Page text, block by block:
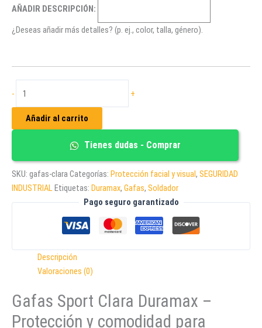
AÑADIR DESCRIPCIÓN:
¿Deseas añadir más detalles? (p. ej., color, talla, género).
-
SPORT
CLARA
cantidad
+
Añadir al carrito
Tienes dudas - Comprar
SKU: gafas-clara Categorías: Protección facial y visual, SEGURIDAD
INDUSTRIAL Etiquetas: Duramax, Gafas, Soldador
Pago seguro garantizado
Descripción
Valoraciones (0)
Gafas Sport Clara Duramax –
Protección y comodidad para